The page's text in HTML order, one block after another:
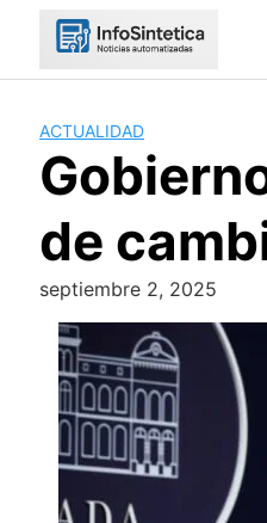
ACTUALIDAD
de
septiembre 2, 2025